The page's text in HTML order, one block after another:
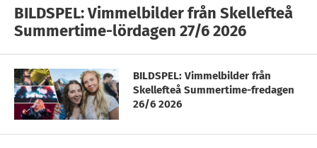
BILDSPEL: Vimmelbilder från Skellefteå
Summertime-lördagen 27/6 2026
BILDSPEL: Vimmelbilder från
Skellefteå Summertime-fredagen
26/6 2026